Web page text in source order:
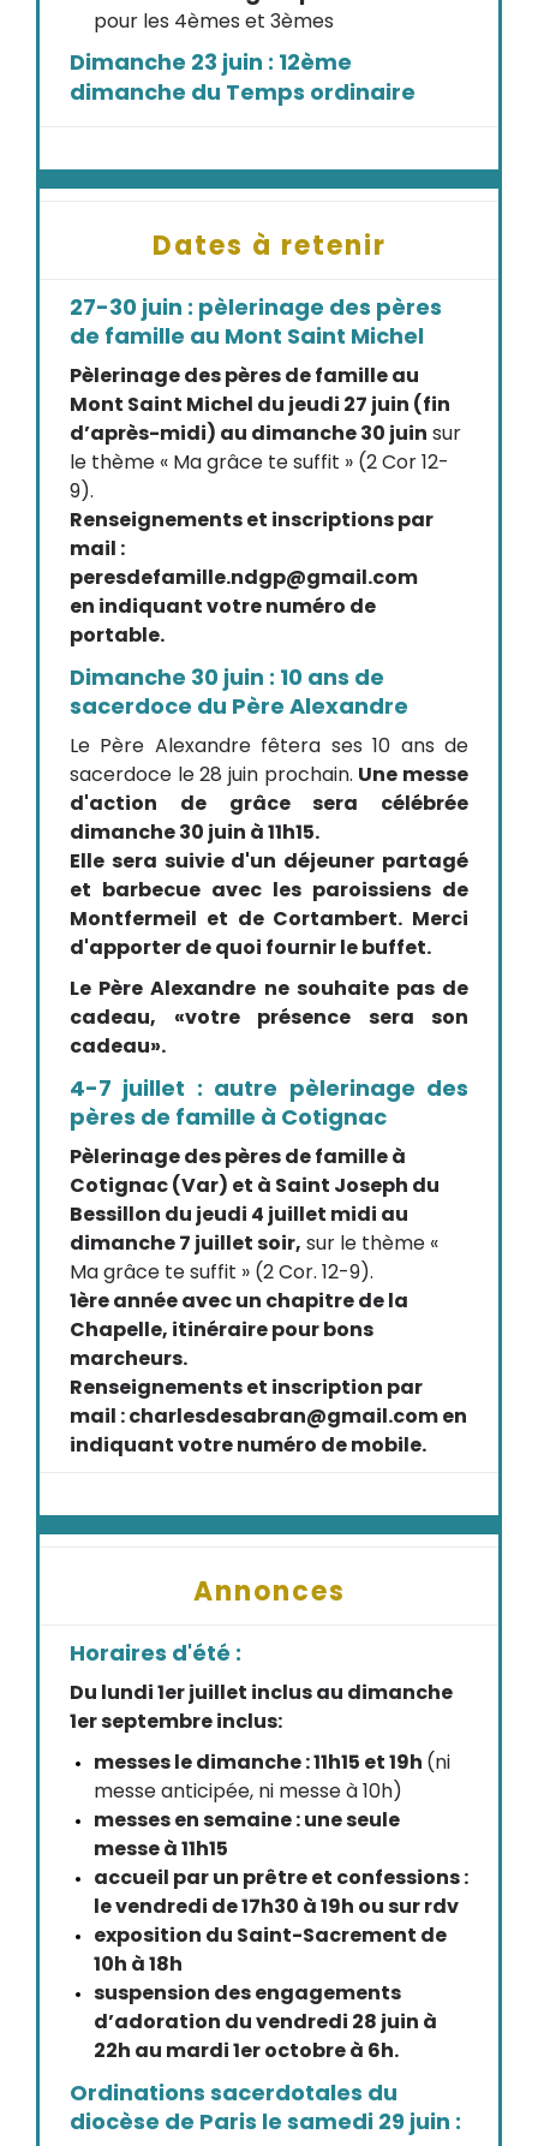
pour les 4èmes et 3èmes
Dimanche 23 juin : 12ème
dimanche du Temps ordinaire
Dates à retenir
27-30 juin : pèlerinage des pères
de famille au Mont Saint Michel
Pèlerinage des pères de famille au
Mont Saint Michel du jeudi 27 juin (fin
d’après-midi) au dimanche 30 juin sur
le thème « Ma grâce te suffit » (2 Cor 12-
9).
Renseignements et inscriptions par
mail :
peresdefamille.ndgp@gmail.com
en indiquant votre numéro de
portable.
Dimanche 30 juin : 10 ans de
sacerdoce du Père Alexandre
Le Père Alexandre fêtera ses 10 ans de
sacerdoce le 28 juin prochain. Une messe
d'action de grâce sera célébrée
dimanche 30 juin à 11h15.
Elle sera suivie d'un déjeuner partagé
et barbecue avec les paroissiens de
Montfermeil et de Cortambert. Merci
d'apporter de quoi fournir le buffet.
Le Père Alexandre ne souhaite pas de
cadeau, «votre présence sera son
cadeau».
4-7 juillet : autre pèlerinage des
pères de famille à Cotignac
Pèlerinage des pères de famille à
Cotignac (Var) et à Saint Joseph du
Bessillon du jeudi 4 juillet midi au
dimanche 7 juillet soir, sur le thème «
Ma grâce te suffit » (2 Cor. 12-9).
1ère année avec un chapitre de la
Chapelle, itinéraire pour bons
marcheurs.
Renseignements et inscription par
mail : charlesdesabran@gmail.com en
indiquant votre numéro de mobile.
Annonces
Horaires d'été :
Du lundi 1er juillet inclus au dimanche
1er septembre inclus:
messes le dimanche : 11h15 et 19h (ni
messe anticipée, ni messe à 10h)
messes en semaine : une seule
messe à 11h15
accueil par un prêtre et confessions :
le vendredi de 17h30 à 19h ou sur rdv
exposition du Saint-Sacrement de
10h à 18h
suspension des engagements
d’adoration du vendredi 28 juin à
22h au mardi 1er octobre à 6h.
Ordinations sacerdotales du
diocèse de Paris le samedi 29 juin :